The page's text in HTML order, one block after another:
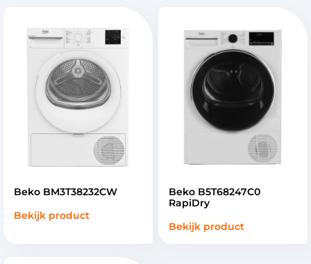
Beko BM3T38232CW
Bekijk product
Beko B5T68247C0
RapiDry
Bekijk product